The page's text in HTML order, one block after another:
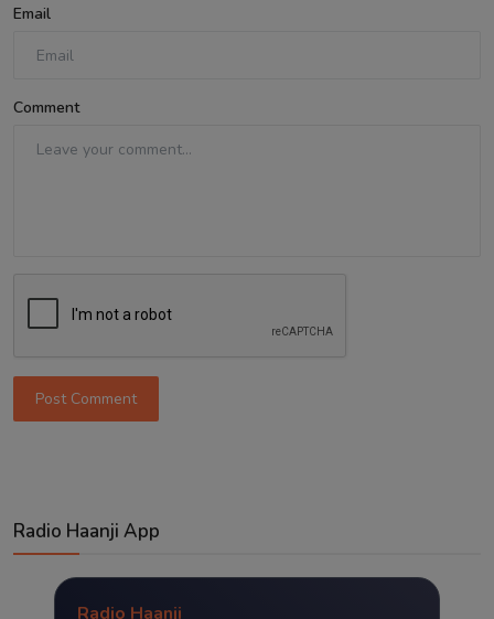
Email
Comment
Post Comment
Radio Haanji App
Radio Haanji